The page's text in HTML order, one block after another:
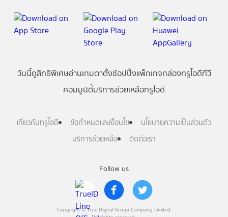
Follow us
Copyright © True Digital Group Company Limited.
วันนี้ดูสิทธิพิเศษอ่านเกมตาตั้งช้อปปิ้งแพ็กเกจกล่องทรูไอดีทีวี
คอมมูนิตี้บริการช่วยเหลือทรูไอดี
เกี่ยวกับทรูไอดี ข้อกำหนดและเงื่อนไข
นโยบายความเป็นส่วนตัว
บริการช่วยเหลือ
ติดต่อเรา